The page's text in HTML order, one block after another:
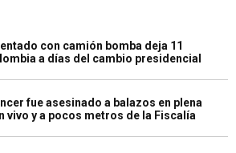
con camión bomba deja 11
a días del cambio presidencial
fue asesinado a balazos en plena
vivo y a pocos metros de la Fiscalía